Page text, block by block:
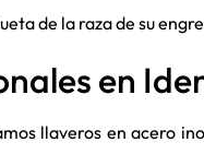
de la raza de su
en
llaveros en acero